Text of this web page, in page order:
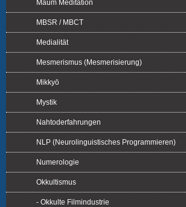
Maum Meditation
MBSR / MBCT
Medialität
Mesmerismus (Mesmerisierung)
Mikkyō
Mystik
Nahtoderfahrungen
NLP (Neurolinguistisches Programmieren)
Numerologie
Okkultismus
- Okkulte Filmindustrie